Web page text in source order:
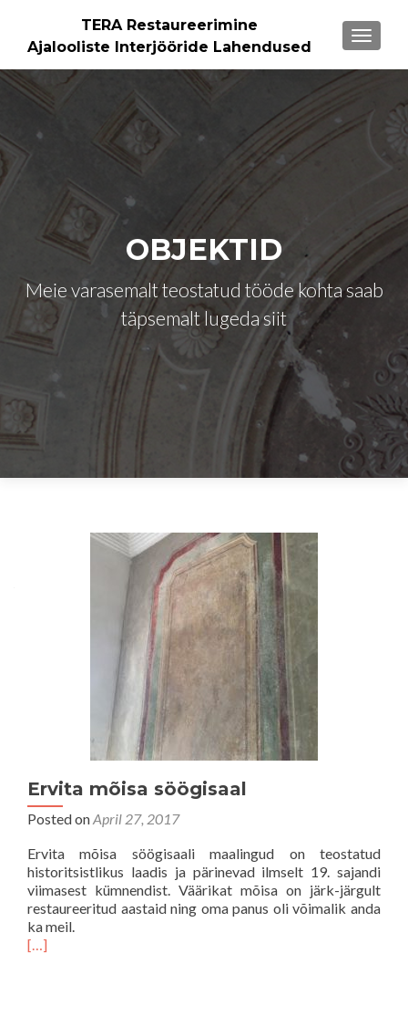
TERA Restaureerimine
Ajalooliste Interjööride Lahendused
OBJEKTID
Meie varasemalt teostatud tööde kohta saab
täpsemalt lugeda siit
Ervita mõisa söögisaal
Posted onApril 27, 2017
Ervita mõisa söögisaali maalingud on teostatud
historitsistlikus laadis ja pärinevad ilmselt 19. sajandi
viimasest kümnendist. Väärikat mõisa on järk-järgult
restaureeritud aastaid ning oma panus oli võimalik anda
ka meil.
[…]
Posts
navigation